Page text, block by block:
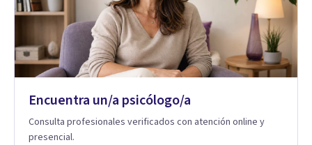
Encuentra un/a psicólogo/a
Consulta profesionales verificados con atención online y
presencial.